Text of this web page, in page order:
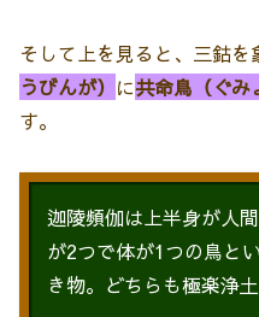
そして上を見ると、三鈷を
うびんが） に共命鳥（ぐみ
す。
迦陵頻伽は上半身が人
が2つで体が1つの鳥と
き物。どちらも極楽浄